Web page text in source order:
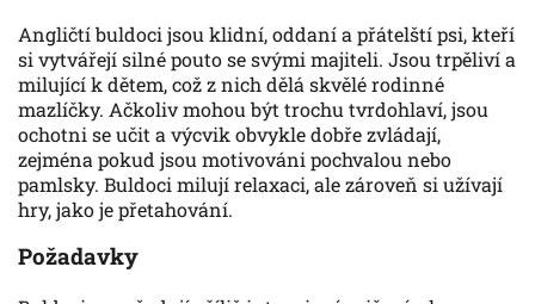
Angličtí buldoci jsou klidní, oddaní a přátelští psi, kteří
si vytvářejí silné pouto se svými majiteli. Jsou trpěliví a
milující k dětem, což z nich dělá skvělé rodinné
mazlíčky. Ačkoliv mohou být trochu tvrdohlaví, jsou
ochotni se učit a výcvik obvykle dobře zvládají,
zejména pokud jsou motivováni pochvalou nebo
pamlsky. Buldoci milují relaxaci, ale zároveň si užívají
hry, jako je přetahování.
Požadavky